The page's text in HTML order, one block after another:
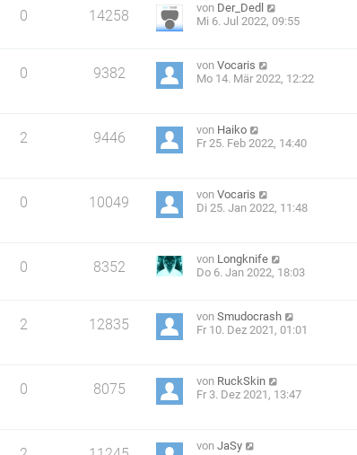
0 14258
von Der_Dedl
Mi 6. Jul 2022, 09:55
0 9382
vonVocaris
Mo 14. Mär 2022, 12:22
2 9446
von Haiko
Fr 25. Feb 2022, 14:40
0 10049
vonVocaris
Di 25. Jan 2022, 11:48
0 8352
von Longknife
Do 6. Jan 2022, 18:03
2 12835
vonSmudocrash
Fr 10. Dez 2021, 01:01
0 8075
von RuckSkin
Fr 3. Dez 2021, 13:47
vonJaSy